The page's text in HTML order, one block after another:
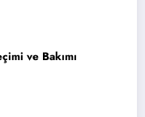
ve Bakımı